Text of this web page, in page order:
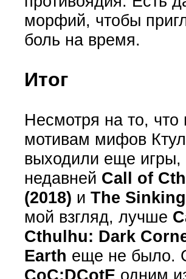
морфий, чтобы
боль на время.
Итог
Несмотря на то, что
мотивам мифов
выходили еще игры,
недавней Call of
(2018) и The
мой взгляд, лучше
Cthulhu: Dark
Earth еще не было.
CoC:DCotE одним